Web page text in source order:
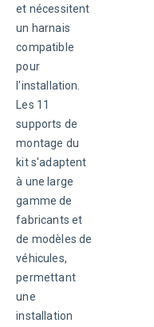
et nécessitent
un harnais
compatible
pour
l'installation.
Les 11
supports de
montage du
kit s'adaptent
à une large
gamme de
fabricants et
de modèles de
véhicules,
permettant
une
installation